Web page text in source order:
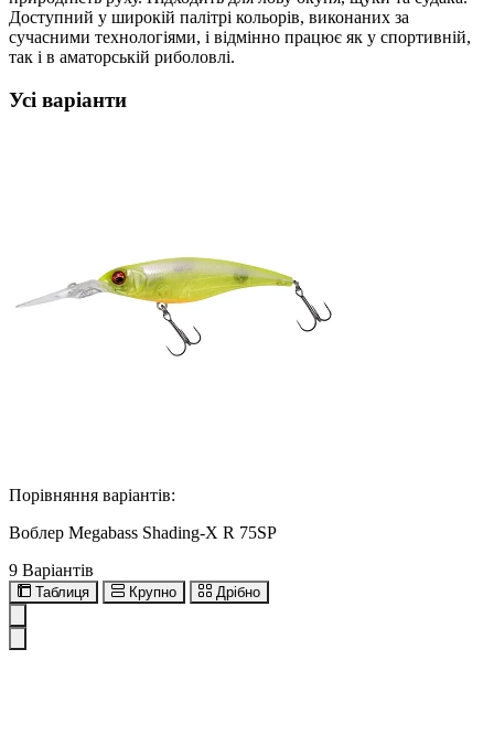
Доступний у широкій палітрі кольорів, виконаних за
сучасними технологіями, і відмінно працює як у спортивній,
так і в аматорській риболовлі.
Усі варіанти
Порівняння варіантів:
Воблер Megabass Shading-X R 75SP
9 Варіантів
Таблиця Крупно Дрібно